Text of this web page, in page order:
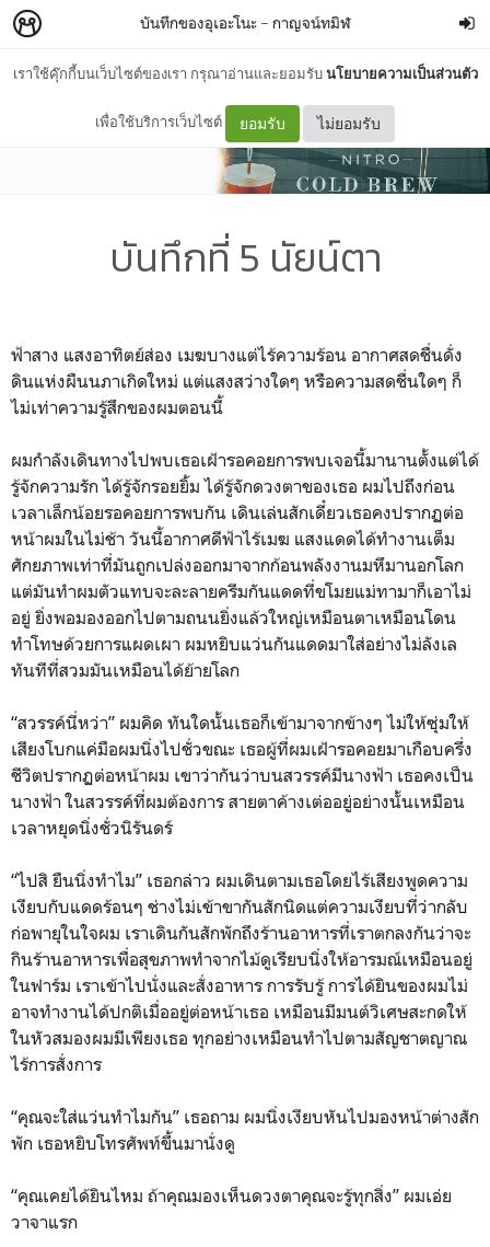
เราใช้คุ๊กกี้บนเว็บไซต์ของเรา กรุณาอ่านและยอมรับนโยบายความเป็นส่วนตัว
เพื่อใช้บริการเว็บไซต์ ยอมรับ ไม่ยอมรับ
บันทึกของอุเอะโนะ– กาญจน์ทมิฬ
บันทึกที่ 5 นัยน์ตา
ฟ้าสาง แสงอาทิตย์ส่อง เมฆบางแต่ไร้ความร้อน อากาศสดชื่นดั่ง
ดินแห่งผืนนภาเกิดใหม่ แต่แสงสว่างใดๆ หรือความสดชื่นใดๆ ก็
ไม่เท่าความรู้สึกของผมตอนนี้
ผมกำลังเดินทางไปพบเธอเฝ้ารอคอยการพบเจอนี้มานานตั้งแต่ได้
รู้จักความรัก ได้รู้จักรอยยิ้ม ได้รู้จักดวงตาของเธอ ผมไปถึงก่อน
เวลาเล็กน้อยรอคอยการพบกัน เดินเล่นสักเดี๋ยวเธอคงปรากฏต่อ
หน้าผมในไม่ช้า วันนี้อากาศดีฟ้าไร้เมฆ แสงแดดได้ทำงานเต็ม
ศักยภาพเท่าที่มันถูกเปล่งออกมาจากก้อนพลังงานมหึมานอกโลก
แต่มันทำผมตัวแทบจะละลายครีมกันแดดที่ขโมยแม่ทามาก็เอาไม่
อยู่ ยิ่งพอมองออกไปตามถนนยิ่งแล้วใหญ่เหมือนตาเหมือนโดน
ทำโทษด้วยการแผดเผา ผมหยิบแว่นกันแดดมาใส่อย่างไม่ลังเล
ทันทีที่สวมมันเหมือนได้ย้ายโลก
“สวรรค์นี่หว่า” ผมคิด ทันใดนั้นเธอก็เข้ามาจากข้างๆ ไม่ให้ซุ่มให้
เสียงโบกแค่มือผมนิ่งไปชั่วขณะ เธอผู้ที่ผมเฝ้ารอคอยมาเกือบครึ่ง
ชีวิตปรากฏต่อหน้าผม เขาว่ากันว่าบนสวรรค์มีนางฟ้า เธอคงเป็น
นางฟ้า ในสวรรค์ที่ผมต้องการ สายตาค้างเต่ออยู่อย่างนั้นเหมือน
เวลาหยุดนิ่งชั่วนิรันดร์
“ไปสิ ยืนนิ่งทำไม” เธอกล่าว ผมเดินตามเธอโดยไร้เสียงพูดความ
เงียบกับแดดร้อนๆ ช่างไม่เข้าขากันสักนิดแต่ความเงียบที่ว่ากลับ
ก่อพายุในใจผม เราเดินกันสักพักถึงร้านอาหารที่เราตกลงกันว่าจะ
กินร้านอาหารเพื่อสุขภาพทำจากไม้ดูเรียบนิ่งให้อารมณ์เหมือนอยู่
ในฟาร์ม เราเข้าไปนั่งและสั่งอาหาร การรับรู้ การได้ยินของผมไม่
อาจทำงานได้ปกติเมื่ออยู่ต่อหน้าเธอ เหมือนมีมนต์วิเศษสะกดให้
ในหัวสมองผมมีเพียงเธอ ทุกอย่างเหมือนทำไปตามสัญชาตญาณ
ไร้การสั่งการ
“คุณจะใส่แว่นทำไมกัน” เธอถาม ผมนิ่งเงียบหันไปมองหน้าต่างสัก
พัก เธอหยิบโทรศัพท์ขึ้นมานั่งดู
“คุณเคยได้ยินไหม ถ้าคุณมองเห็นดวงตาคุณจะรู้ทุกสิ่ง” ผมเอ่ย
วาจาแรก